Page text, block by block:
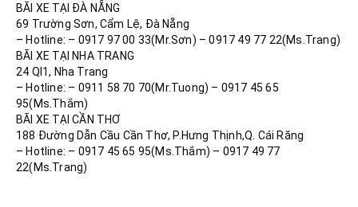
BÃI XE TẠI ĐÀ NẴNG
69 Trường Sơn, Cẩm Lệ, Đà Nẵng
– Hotline: – 0917 97 00 33(Mr.Sơn) – 0917 49 77 22(Ms.Trang)
BÃI XE TẠI NHA TRANG
24 Ql1, Nha Trang
– Hotline: – 0911 58 70 70(Mr.Tuong) – 0917 45 65
95(Ms.Thắm)
BÃI XE TẠI CẦN THƠ
188 Đường Dẫn Cầu Cần Thơ, P.Hưng Thịnh,Q. Cái Răng
– Hotline: – 0917 45 65 95(Ms.Thắm) – 0917 49 77
22(Ms.Trang)